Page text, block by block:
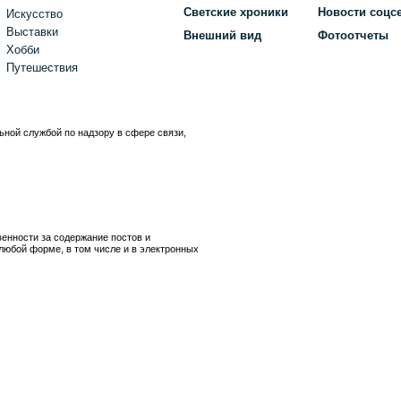
Искусство
Выставки
Хобби
Путешествия
Светские хроники
Внешний вид
Новости
Фотоотчеты
службой по надзору в сфере связи,
за содержание постов и
форме, в том числе и в электронных